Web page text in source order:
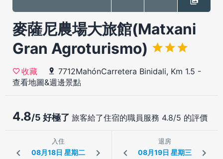
麥薩尼農場大旅館(Matxani
Gran Agroturismo)
收藏 7712MahónCarretera Binidali, Km 1.5 -
查看地圖&週邊景點
4.8/5 好極了 旅客給了住宿的職員服務 4.8/5 的評價
入住 退房